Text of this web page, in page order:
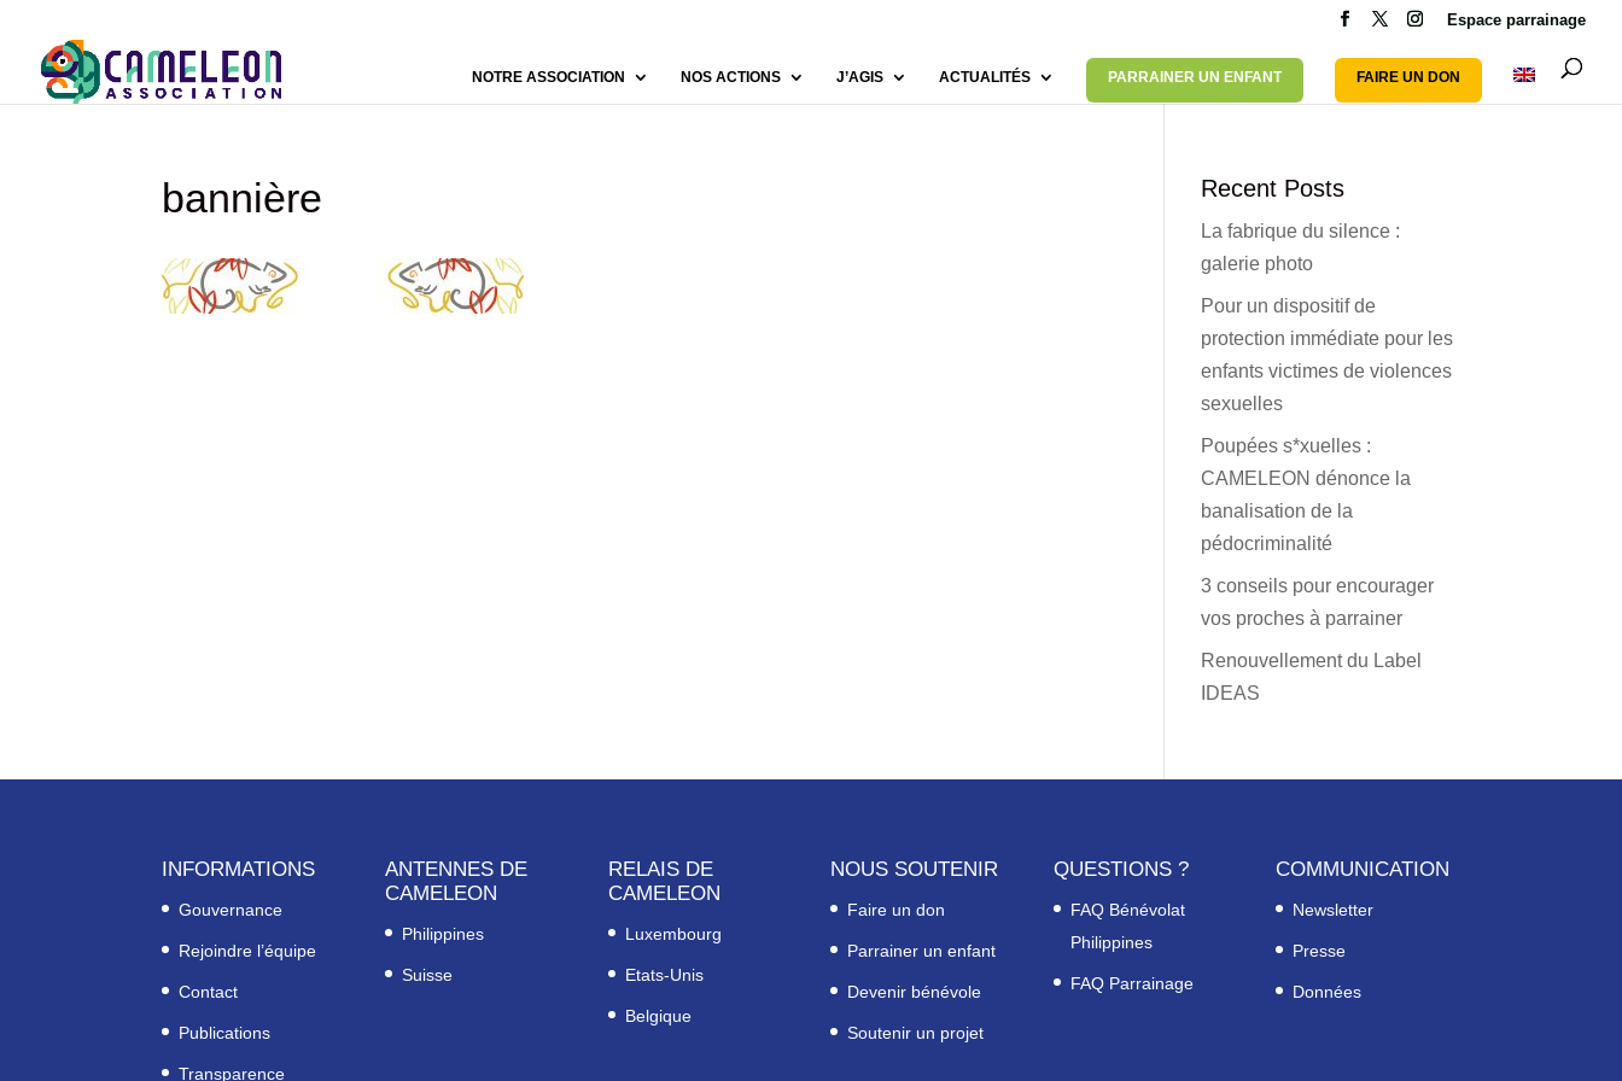
Espace parrainage
NOTRE ASSOCIATION NOS ACTIONS J’AGIS ACTUALITÉS PARRAINER UN ENFANT FAIRE UN DON
bannière Recent Posts
La fabrique du silence :
galerie photo
Pour un dispositif de
protection immédiate pour les
enfants victimes de violences
sexuelles
Poupées s*xuelles :
CAMELEON dénonce la
banalisation de la
pédocriminalité
3 conseils pour encourager
vos proches à parrainer
Renouvellement du Label
IDEAS
INFORMATIONS
Gouvernance
Rejoindre l’équipe
Contact
Publications
Transparence
ANTENNES DE
CAMELEON
Philippines
Suisse
RELAIS DE
CAMELEON
Luxembourg
Etats-Unis
Belgique
NOUS SOUTENIR
Faire un don
Parrainer un enfant
Devenir bénévole
Soutenir un projet
QUESTIONS ?
FAQ Bénévolat
Philippines
FAQ Parrainage
COMMUNICATION
Newsletter
Presse
Données